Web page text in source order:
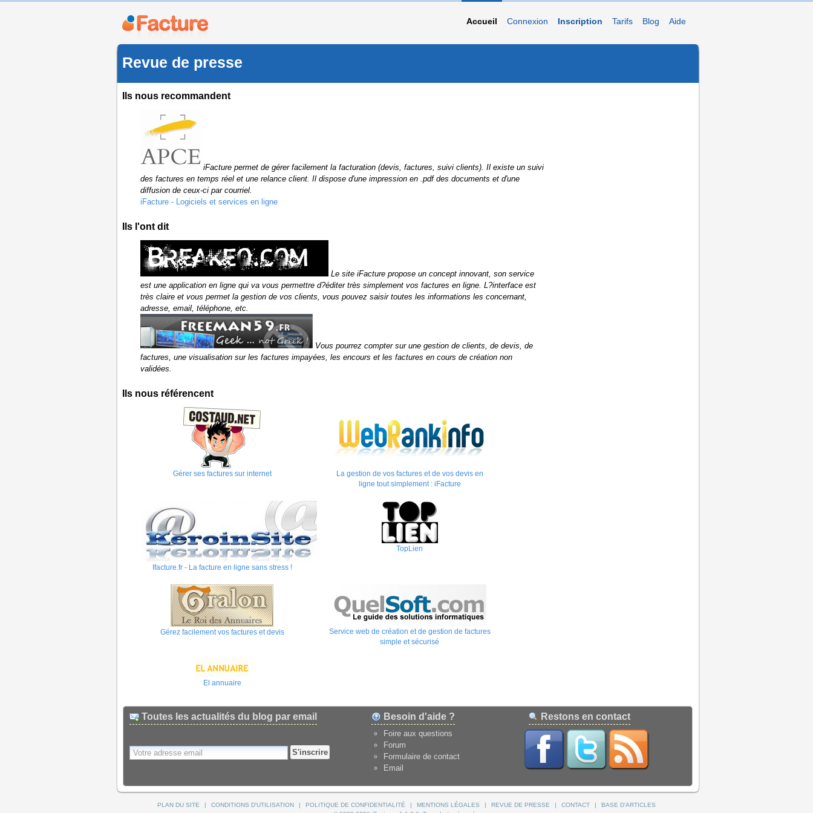
Accueil Connexion Inscription Tarifs Blog Aide
Revue de presse
Ils nous recommandent
iFacture permet de gérer facilement la facturation (devis, factures, suivi clients). Il existe un suivi
des factures en temps réel et une relance client. Il dispose d'une impression en .pdf des documents et d'une
diffusion de ceux-ci par courriel.
iFacture - Logiciels et services en ligne
Ils l'ont dit
Le site iFacture propose un concept innovant, son service
est une application en ligne qui va vous permettre d?éditer très simplement vos factures en ligne. L?interface est
très claire et vous permet la gestion de vos clients, vous pouvez saisir toutes les informations les concernant,
adresse, email, téléphone, etc.
Vous pourrez compter sur une gestion de clients, de devis, de
factures, une visualisation sur les factures impayées, les encours et les factures en cours de création non
validées.
Ils nous référencent
Gérer ses factures sur internet
La gestion de vos factures et de vos devis en
ligne tout simplement : iFacture
Ifacture.fr - La facture en ligne sans stress !
TopLien
Gérez facilement vos factures et devis
Service web de création et de gestion de factures
simple et sécurisé
El annuaire
Toutes les actualités du blog par email
S'inscrire
Besoin d'aide ?
Foire aux questions
Forum
Formulaire de contact
Email
Restons en contact
PLAN DU SITE | CONDITIONS D'UTILISATION | POLITIQUE DE CONFIDENTIALITÉ | MENTIONS LÉGALES | REVUE DE PRESSE | CONTACT |
BASE D'ARTICLES